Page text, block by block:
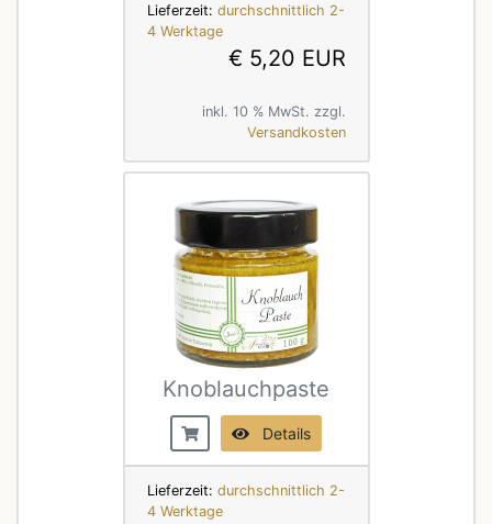
Lieferzeit: durchschnittlich 2-
4 Werktage
€ 5,20 EUR
inkl. 10 % MwSt. zzgl.
Versandkosten
Knoblauchpaste
Details
Lieferzeit: durchschnittlich 2-
4 Werktage